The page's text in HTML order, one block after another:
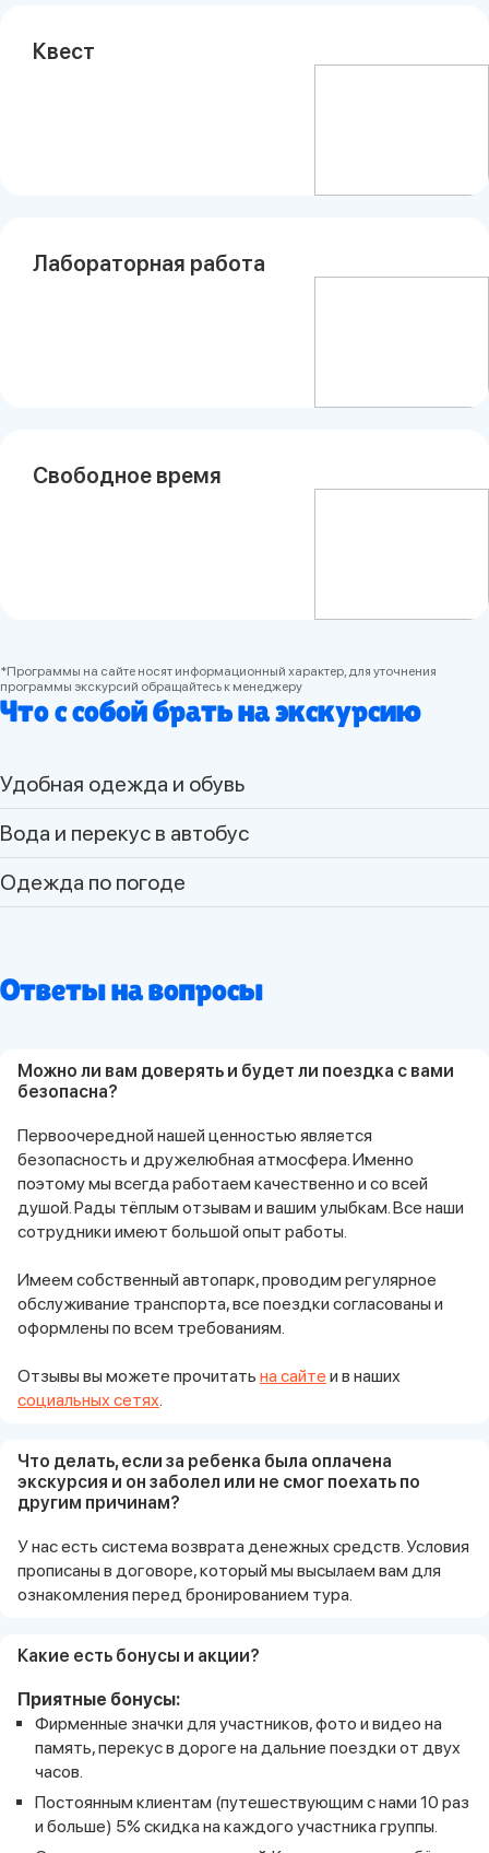
Квест
Лабораторная работа
Свободное время
*Программы на сайте носят информационный характер, для уточнения
программы экскурсий обращайтесь к менеджеру
Что с собой брать на экскурсию
Удобная одежда и обувь
Вода и перекус в автобус
Одежда по погоде
Ответы на вопросы
Можно ли вам доверять и будет ли поездка с вами
безопасна?
Первоочередной нашей ценностью является
безопасность и дружелюбная атмосфера. Именно
поэтому мы всегда работаем качественно и со всей
душой. Рады тёплым отзывам и вашим улыбкам. Все наши
сотрудники имеют большой опыт работы.
Имеем собственный автопарк, проводим регулярное
обслуживание транспорта, все поездки согласованы и
оформлены по всем требованиям.
Отзывы вы можете прочитать на сайте и в наших
социальных сетях.
Что делать, если за ребенка была оплачена
экскурсия и он заболел или не смог поехать по
другим причинам?
У нас есть система возврата денежных средств. Условия
прописаны в договоре, который мы высылаем вам для
ознакомления перед бронированием тура.
Какие есть бонусы и акции?
Приятные бонусы:
Фирменные значки для участников, фото и видео на
память, перекус в дороге на дальние поездки от двух
часов.
Постоянным клиентам (путешествующим с нами 10 раз
и больше) 5% скидка на каждого участника группы.